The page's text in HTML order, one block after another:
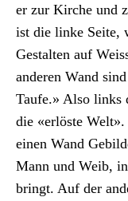
er zur Kirche und
ist die linke Seite,
Gestal­ten auf
anderen Wand
Taufe.» Also links
die «erlöste
einen Wand
Mann und Weib,
bringt. Auf der